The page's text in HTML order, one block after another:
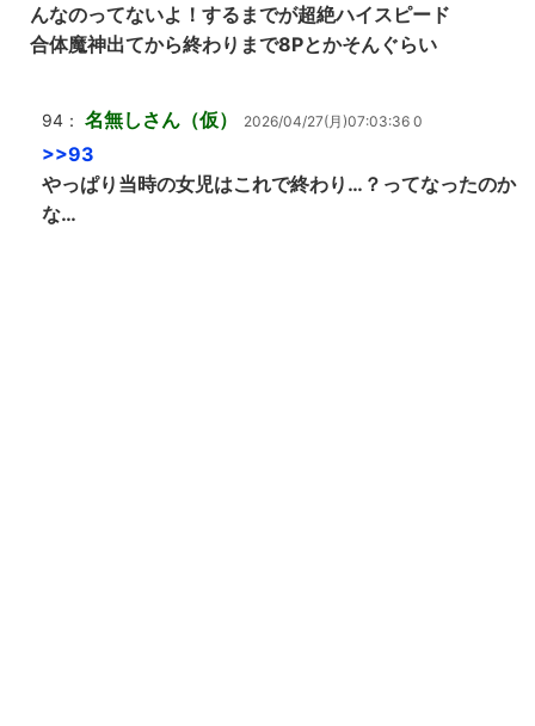
んなのってないよ！するまでが超絶ハイスピード
合体魔神出てから終わりまで8Pとかそんぐらい
94： 名無しさん（仮） 2026/04/27(月)07:03:36 0
>>93
やっぱり当時の女児はこれで終わり…？ってなったのか
な…